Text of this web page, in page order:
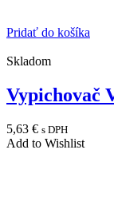
Pridať do košíka
Skladom
Vypichovač
5,63 € s DPH
Add to Wishlist